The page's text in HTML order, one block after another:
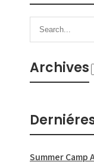
Archives
Summer Camp